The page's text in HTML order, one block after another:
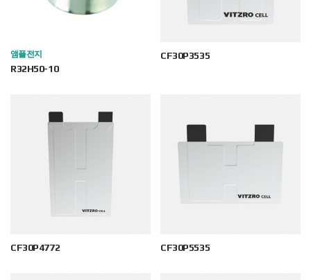
앰플전지
R32H50-10
CF30P3535
CF30P4772 CF30P5535